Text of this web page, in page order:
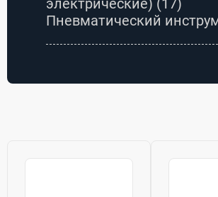
Пневматический
Поршневые